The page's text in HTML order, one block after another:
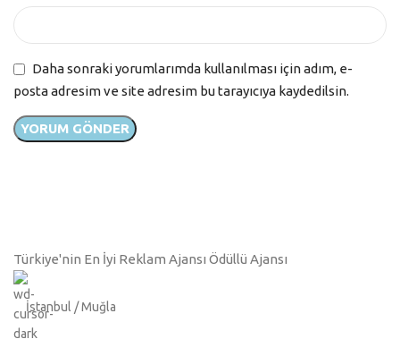
Daha sonraki yorumlarımda kullanılması için adım, e-
posta adresim ve site adresim bu tarayıcıya kaydedilsin.
Türkiye'nin En İyi Reklam Ajansı Ödüllü Ajansı
İstanbul / Muğla